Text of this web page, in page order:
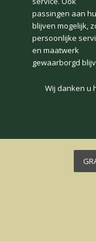
passingen aan
blijven mogelijk,
persoonlijke
en maatwerk
gewaarborgd
Wij danken u